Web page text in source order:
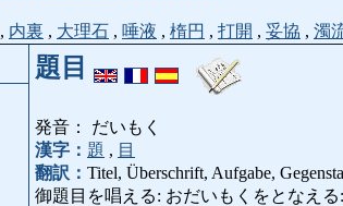
, 内裏 , 大理石 , 唾液 , 楕円 , 打開 , 妥協 , 濁
題目
発音： だいもく
漢字： 題 , 目
翻訳： Titel, Überschrift, Aufgabe,
御題目を唱える: おだいもくをとなえる: